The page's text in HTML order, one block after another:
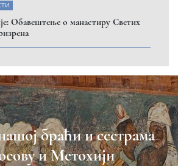
Обавештење о манастиру Светих
браћи и сестрама
и Метохији